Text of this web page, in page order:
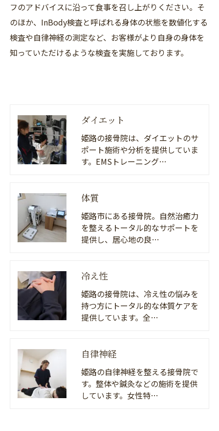
フのアドバイスに沿って食事を召し上がりください。そ
のほか、InBody検査と呼ばれる身体の状態を数値化する
検査や自律神経の測定など、お客様がより自身の身体を
知っていただけるような検査を実施しております。
ダイエット
姫路の接骨院は、ダイエットのサ
ポート施術や分析を提供していま
す。EMSトレーニング…
体質
姫路市にある接骨院。自然治癒力
を整えるトータル的なサポートを
提供し、居心地の良…
冷え性
姫路の接骨院は、冷え性の悩みを
持つ方にトータル的な体質ケアを
提供しています。全…
自律神経
姫路の自律神経を整える接骨院で
す。整体や鍼灸などの施術を提供
しています。女性特…